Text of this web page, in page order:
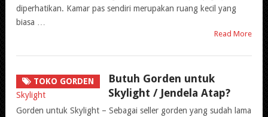
diperhatikan. Kamar pas sendiri merupakan ruang kecil yang
biasa …
Read More
TOKO GORDEN
Butuh Gorden untuk
Skylight / Jendela Atap?
Gorden untuk Skylight – Sebagai seller gorden yang sudah lama